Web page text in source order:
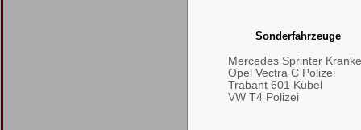
Sonderfahrzeuge
Mercedes Sprinter
Opel Vectra C Polizei
Trabant 601 Kübel
VW T4 Polizei